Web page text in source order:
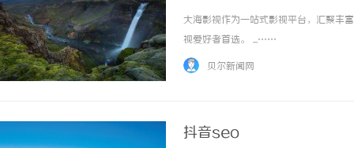
大海影视作为一站式影视平台，汇聚丰
视爱好者首选。 ...……
贝尔新闻网
抖音seo